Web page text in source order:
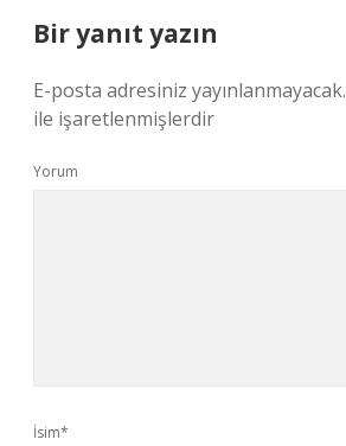
Bir yanıt yazın
E-posta adresiniz yayınlanmayacak.
ile işaretlenmişlerdir
Yorum
İsim*